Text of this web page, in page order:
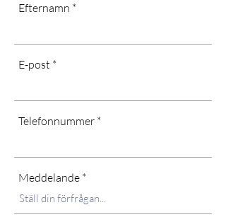
Efternamn
E-post
Telefonnummer
Meddelande